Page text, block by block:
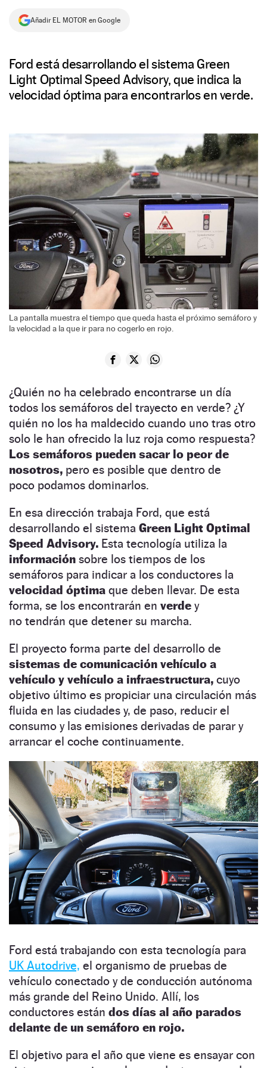
NEWSLETTER
Añadir EL MOTOR en Google
Ford está desarrollando el sistema Green
Light Optimal Speed Advisory, que indica la
velocidad óptima para encontrarlos en verde.
La pantalla muestra el tiempo que queda hasta el próximo semáforo y
la velocidad a la que ir para no cogerlo en rojo.
¿Quién no ha celebrado encontrarse un día
todos los semáforos del trayecto en verde? ¿Y
quién no los ha maldecido cuando uno tras otro
solo le han ofrecido la luz roja como respuesta?
Los semáforos pueden sacar lo peor de
nosotros, pero es posible que dentro de
poco podamos dominarlos.
En esa dirección trabaja Ford, que está
desarrollando el sistema Green Light Optimal
Speed Advisory. Esta tecnología utiliza la
información sobre los tiempos de los
semáforos para indicar a los conductores la
velocidad óptima que deben llevar. De esta
forma, se los encontrarán en verde y
no tendrán que detener su marcha.
El proyecto forma parte del desarrollo de
sistemas de comunicación vehículo a
vehículo y vehículo a infraestructura, cuyo
objetivo último es propiciar una circulación más
fluida en las ciudades y, de paso, reducir el
consumo y las emisiones derivadas de parar y
arrancar el coche continuamente.
Ford está trabajando con esta tecnología para
UK Autodrive, el organismo de pruebas de
vehículo conectado y de conducción autónoma
más grande del Reino Unido. Allí, los
conductores están dos días al año parados
delante de un semáforo en rojo.
El objetivo para el año que viene es ensayar con